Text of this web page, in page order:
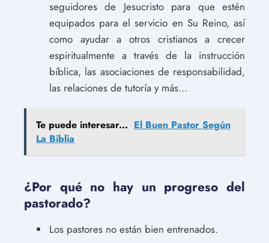
seguidores de Jesucristo para que estén
equipados para el servicio en Su Reino, así
como ayudar a otros cristianos a crecer
espiritualmente a través de la instrucción
bíblica, las asociaciones de responsabilidad,
las relaciones de tutoría y más...
Te puede interesar... El Buen Pastor Según
La Biblia
¿Por qué no hay un progreso del
pastorado?
Los pastores no están bien entrenados.